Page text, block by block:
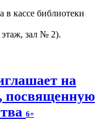
в кассе библиотеки
зал № 2).
на
посвященную
6+